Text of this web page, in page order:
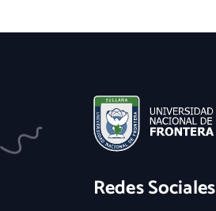
Redes Sociales